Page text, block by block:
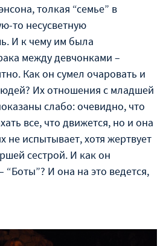
толкая “семье” в
то несусветную
И к чему им была
между девчонками –
Как он сумел очаровать и
Их отношения с младшей
слабо: очевидно, что
все, что движется, но и она
не испытывает, хотя жертвует
сестрой. И как он
“Боты”? И она на это ведется,